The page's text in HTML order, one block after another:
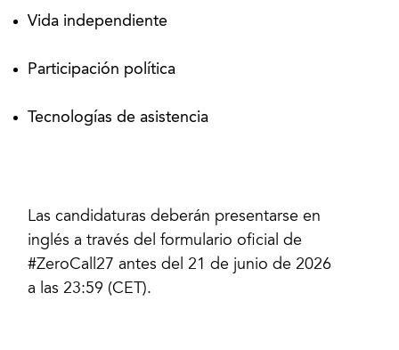
Vida independiente
Participación política
Tecnologías de asistencia
Las candidaturas deberán presentarse en
inglés a través del formulario oficial de
#ZeroCall27 antes del 21 de junio de 2026
a las 23:59 (CET).